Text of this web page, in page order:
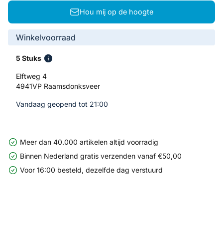
Hou mij op de hoogte
Winkelvoorraad
5 Stuks
Elftweg 4
4941VP Raamsdonksveer
Vandaag geopend tot 21:00
Meer dan 40.000 artikelen altijd voorradig
Binnen Nederland gratis verzenden vanaf €50,00
Voor 16:00 besteld, dezelfde dag verstuurd